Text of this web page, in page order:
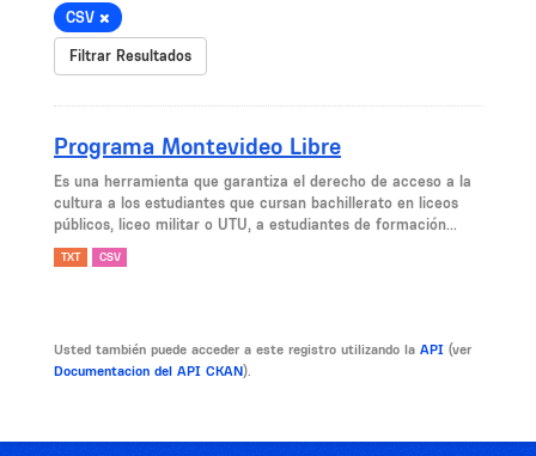
CSV
Filtrar Resultados
Programa Montevideo Libre
Es una herramienta que garantiza el derecho de acceso a la
cultura a los estudiantes que cursan bachillerato en liceos
públicos, liceo militar o UTU, a estudiantes de formación...
TXT CSV
Usted también puede acceder a este registro utilizando la API (ver
Documentacion del API CKAN).